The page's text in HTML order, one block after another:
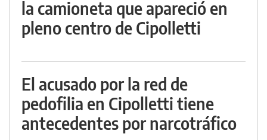
la camioneta que apareció en
pleno centro de Cipolletti
El acusado por la red de
pedofilia en Cipolletti tiene
antecedentes por narcotráfico